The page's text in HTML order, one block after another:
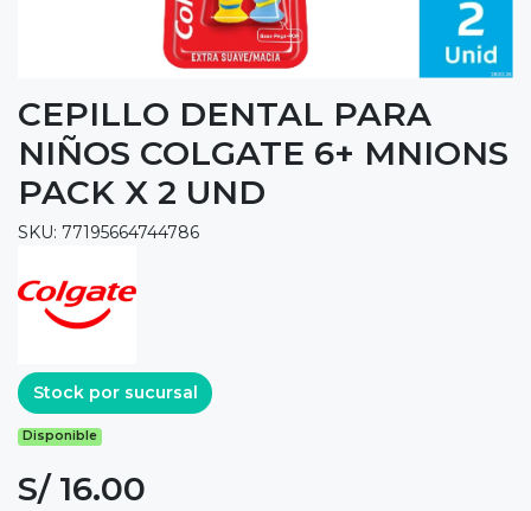
CEPILLO DENTAL PARA
NIÑOS COLGATE 6+ MNIONS
PACK X 2 UND
SKU: 77195664744786
Stock por sucursal
Disponible
S/ 16.00